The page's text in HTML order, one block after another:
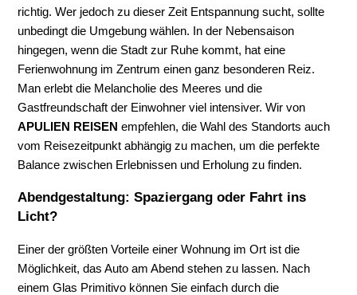
richtig. Wer jedoch zu dieser Zeit Entspannung sucht, sollte
unbedingt die Umgebung wählen. In der Nebensaison
hingegen, wenn die Stadt zur Ruhe kommt, hat eine
Ferienwohnung im Zentrum einen ganz besonderen Reiz.
Man erlebt die Melancholie des Meeres und die
Gastfreundschaft der Einwohner viel intensiver. Wir von
APULIEN REISEN empfehlen, die Wahl des Standorts auch
vom Reisezeitpunkt abhängig zu machen, um die perfekte
Balance zwischen Erlebnissen und Erholung zu finden.
Abendgestaltung: Spaziergang oder Fahrt ins
Licht?
Einer der größten Vorteile einer Wohnung im Ort ist die
Möglichkeit, das Auto am Abend stehen zu lassen. Nach
einem Glas Primitivo können Sie einfach durch die